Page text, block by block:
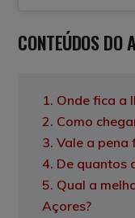
CONTEÚDOSDO
1. Onde fica a
2. Como
3. Vale a pena
4. De quantos
5. Qual a
Açores?